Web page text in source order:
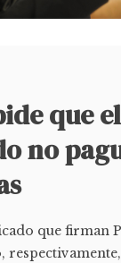
que el
no
que firman